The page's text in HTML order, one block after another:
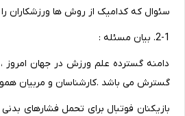
سئوال که کدامیک از روش ها ورزشکاران
2-1. بیان مسئله :
دامنه گسترده علم ورزش در جهان
گسترش می باشد .کارشناسان و مربیان
بازیکنان فوتبال برای تحمل فشارهای